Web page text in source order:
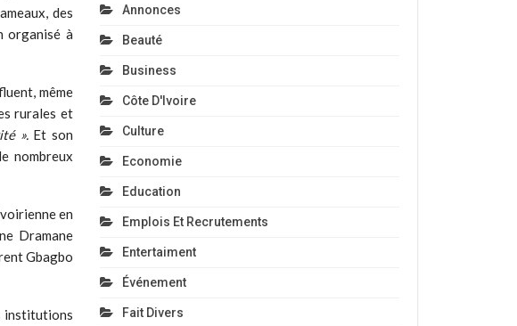
des
organisé à
même
rurales et
». Et son
nombreux
en
Dramane
Gbagbo
institutions
Annonces
Beauté
Business
Côte D'Ivoire
Culture
Economie
Education
Emplois Et Recrutements
Entertaiment
Événement
Fait Divers